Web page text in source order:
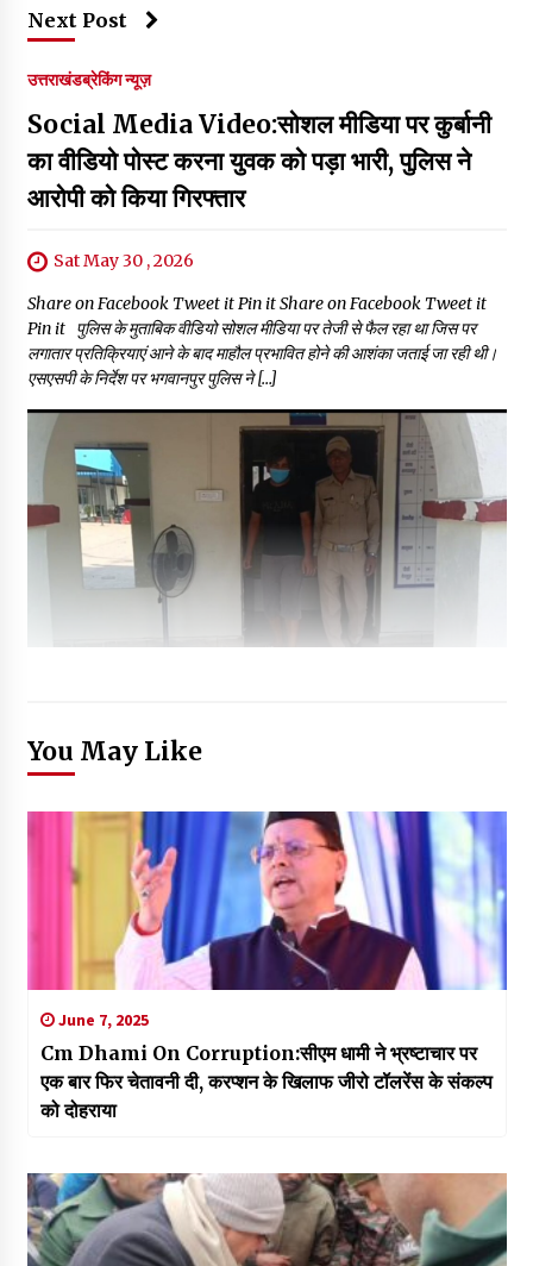
Next Post
उत्तराखंडब्रेकिंग न्यूज़
Social Media Video:सोशल मीडिया पर कुर्बानी
का वीडियो पोस्ट करना युवक को पड़ा भारी, पुलिस ने
आरोपी को किया गिरफ्तार
Sat May 30 , 2026
Share on Facebook Tweet it Pin it Share on Facebook Tweet it
Pin it पुलिस के मुताबिक वीडियो सोशल मीडिया पर तेजी से फैल रहा था जिस पर
लगातार प्रतिक्रियाएं आने के बाद माहौल प्रभावित होने की आशंका जताई जा रही थी।
एसएसपी के निर्देश पर भगवानपुर पुलिस ने […]
You May Like
June 7, 2025
Cm Dhami On Corruption:सीएम धामी ने भ्रष्टाचार पर
एक बार फिर चेतावनी दी, करप्शन के खिलाफ जीरो टॉलरेंस के संकल्प
को दोहराया